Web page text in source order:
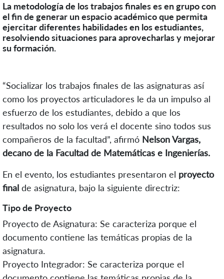
La metodología de los trabajos finales es en grupo con
el fin de generar un espacio académico que permita
ejercitar diferentes habilidades en los estudiantes,
resolviendo situaciones para aprovecharlas y mejorar
su formación.
“Socializar los trabajos finales de las asignaturas así
como los proyectos articuladores le da un impulso al
esfuerzo de los estudiantes, debido a que los
resultados no solo los verá el docente sino todos sus
compañeros de la facultad”, afirmó Nelson Vargas,
decano de la Facultad de Matemáticas e Ingenierías.
En el evento, los estudiantes presentaron el proyecto
final de asignatura, bajo la siguiente directriz:
Tipo de Proyecto
Proyecto de Asignatura: Se caracteriza porque el
documento contiene las temáticas propias de la
asignatura.
Proyecto Integrador: Se caracteriza porque el